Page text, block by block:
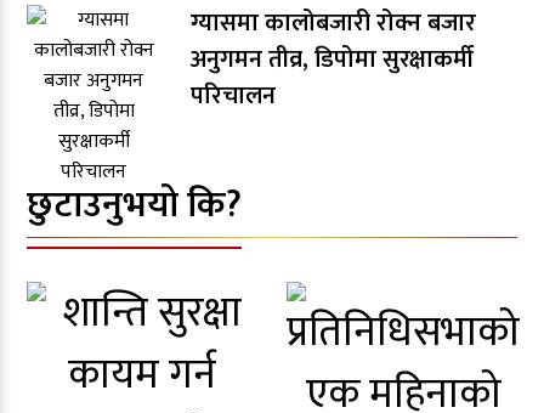
ग्यासमा कालोबजारी रोक्न बजार
अनुगमन तीव्र, डिपोमा सुरक्षाकर्मी
परिचालन
छुटाउनुभयो कि?